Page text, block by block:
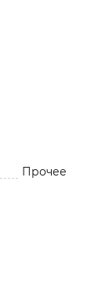
Прочее